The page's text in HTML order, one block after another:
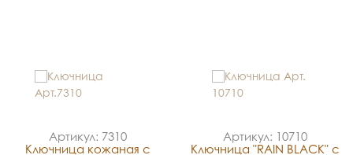
Артикул: 7310
Ключница кожаная с
Артикул: 10710
Ключница "RAIN BLACK" с